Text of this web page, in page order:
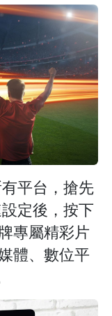
平台，搶先
定後，按下
專屬精彩片
體、數位平